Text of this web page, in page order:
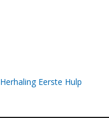
Herhaling Eerste Hulp